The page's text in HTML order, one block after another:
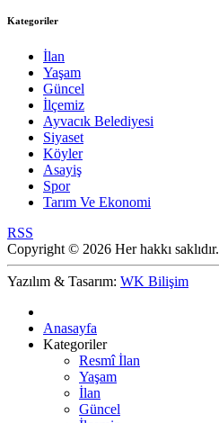
Kategoriler
İlan
Yaşam
Güncel
İlçemiz
Ayvacık Belediyesi
Siyaset
Köyler
Asayiş
Spor
Tarım Ve Ekonomi
RSS
Copyright © 2026 Her hakkı saklıdır.
Yazılım & Tasarım: WK Bilişim
Anasayfa
Kategoriler
Resmî İlan
Yaşam
İlan
Güncel